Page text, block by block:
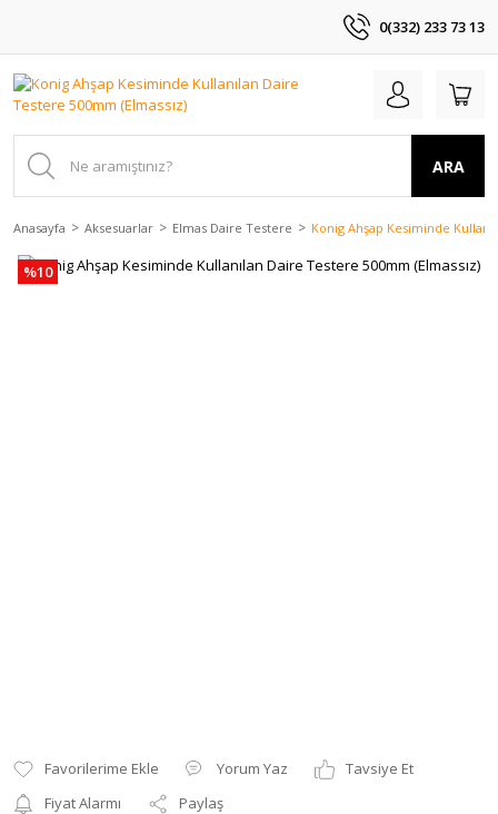
0(332) 233 73 13
ARA
Anasayfa Aksesuarlar Elmas Daire Testere Konig Ahşap Kesiminde
%10
Yorum Yaz
Tavsiye Et
Fiyat Alarmı
Paylaş